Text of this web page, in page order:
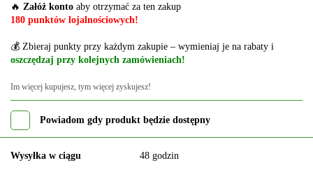
🔥 Załóż konto aby otrzymać za ten zakup
180 punktów lojalnościowych!
💰 Zbieraj punkty przy każdym zakupie – wymieniaj je na rabaty i
oszczędzaj przy kolejnych zamówieniach!
Im więcej kupujesz, tym więcej zyskujesz!
Powiadom gdy produkt będzie dostępny
Wysyłka w ciągu 48 godzin